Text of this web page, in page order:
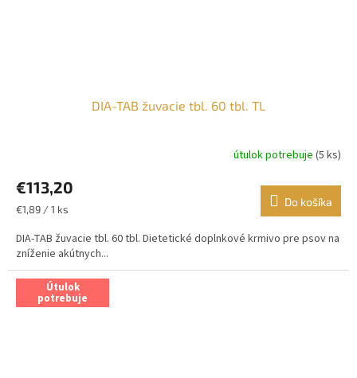
DIA-TAB žuvacie tbl. 60 tbl. TL
útulok potrebuje (5 ks)
€113,20
Jednotková
€1,89 / 1 ks
Do košíka
DIA-TAB žuvacie tbl. 60 tbl. Dietetické doplnkové krmivo pre psov na
zníženie akútnych...
Útulok
potrebuje